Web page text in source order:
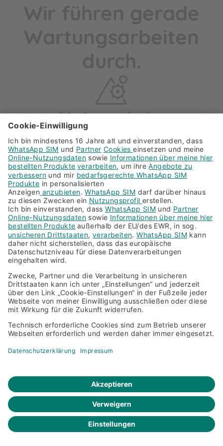
Wartungsarbeiten
Sorry, aufgrund planmäßiger Wartungsarbeiten ist
unser Angebot gerade nicht verfügbar.
Bitte versuche es später nochmal.
Hilfe gesucht?
089 67 52 28968
Montag – Freitag: 8.00 bis 20.00 Uhr
Samstag: 9.00 bis 18.00 Uhr
Durchschnittliche Reaktionszeit: Etwa 10 Minuten